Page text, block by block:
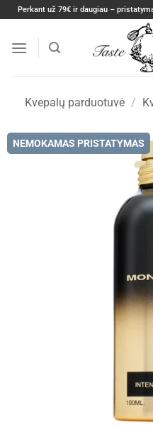
Skip
content
Perkant už 79€ ir daugiau –
Kvepalų parduotuvė /
NEMOKAMAS PRISTATYMAS